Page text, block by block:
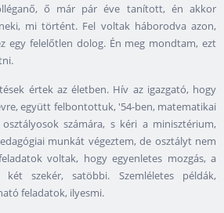
ő már pár éve tanított, én akkor
mi történt. Fel voltak háborodva azon,
egy felelőtlen dolog. Én meg mondtam, ezt
értek az életben. Hív az igazgató, hogy
együtt felbontottuk, '54-ben, matematikai
számára, s kéri a minisztérium,
munkát végeztem, de osztályt nem
voltak, hogy egyenletes mozgás, a
szekér, satöbbi. Szemléletes példák,
feladatok, ilyesmi.